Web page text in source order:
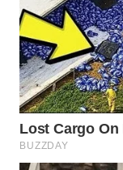
WN
BORNEO
Wahana
Media
Group
WAHANA